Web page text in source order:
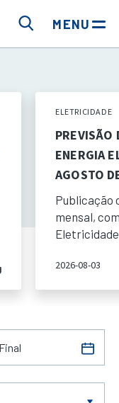
MENU
ELETRICIDADE
PREVISÃO
ENERGIA
AGOSTO
Publicação
mensal,
Eletricidade
2026-08-03